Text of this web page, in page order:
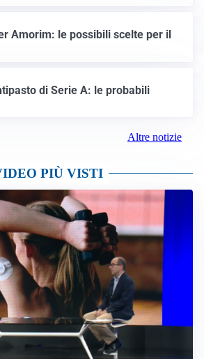
Amorim: le possibili scelte per il
di Serie A: le probabili
Altre notizie
PIÙ VISTI